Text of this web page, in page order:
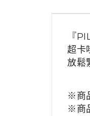
『
超卡
放鬆
※商
※商